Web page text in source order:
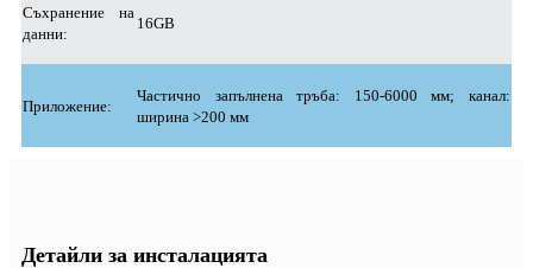
Съхранение на
данни:
16GB
Приложение:
Частично запълнена тръба: 150-6000 мм; канал:
ширина >200 мм
Детайли за инсталацията